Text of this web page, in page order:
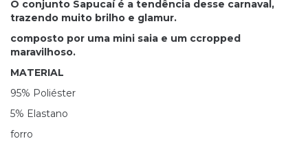
O conjunto Sapucaí é a tendência desse carnaval,
trazendo muito brilho e glamur.
composto por uma mini saia e um ccropped
maravilhoso.
MATERIAL
95% Poliéster
5% Elastano
forro